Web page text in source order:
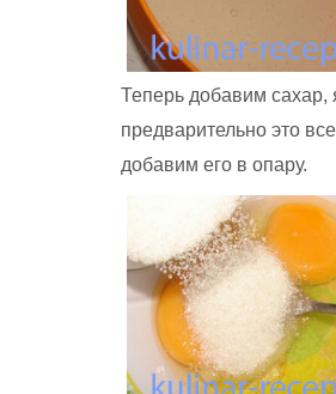
Теперь добавим
предварительно это
добавим его в опару.